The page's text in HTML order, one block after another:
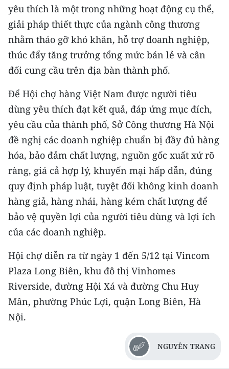
Media Môi trường
Ảnh
Infographic
TIN ĐỊA PHƯƠNG
Trung du và miền núi phía Bắc
Đồng bằng sông Hồng
Bắc Trung Bộ
Duyên hải Nam Trung Bộ và Tây
Nguyên
Đông Nam Bộ
Đồng bằng sông Cửu Long
Chuyên trang Hà Nội
Chuyên trang TP. Hồ Chí Minh
CHUYÊN ĐỀ
yêu thích là một trong những hoạt động cụ thể,
giải pháp thiết thực của ngành công thương
nhằm tháo gỡ khó khăn, hỗ trợ doanh nghiệp,
thúc đẩy tăng trưởng tổng mức bán lẻ và cân
đối cung cầu trên địa bàn thành phố.
Để Hội chợ hàng Việt Nam được người tiêu
dùng yêu thích đạt kết quả, đáp ứng mục đích,
yêu cầu của thành phố, Sở Công thương Hà Nội
đề nghị các doanh nghiệp chuẩn bị đầy đủ hàng
hóa, bảo đảm chất lượng, nguồn gốc xuất xứ rõ
ràng, giá cả hợp lý, khuyến mại hấp dẫn, đúng
quy định pháp luật, tuyệt đối không kinh doanh
hàng giả, hàng nhái, hàng kém chất lượng để
bảo vệ quyền lợi của người tiêu dùng và lợi ích
của các doanh nghiệp.
Hội chợ diễn ra từ ngày 1 đến 5/12 tại Vincom
Plaza Long Biên, khu đô thị Vinhomes
Riverside, đường Hội Xá và đường Chu Huy
Mân, phường Phúc Lợi, quận Long Biên, Hà
Nội.
NGUYÊN TRANG